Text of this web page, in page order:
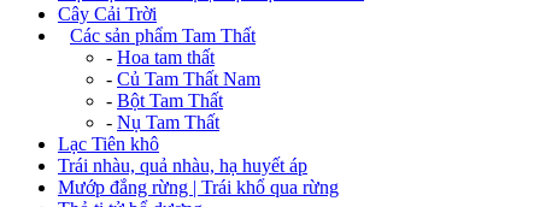
Cây Cải Trời
Các sản phẩm Tam Thất
- Hoa tam thất
- Củ Tam Thất Nam
- Bột Tam Thất
- Nụ Tam Thất
Lạc Tiên khô
Trái nhàu, quả nhàu, hạ huyết áp
Mướp đắng rừng | Trái khổ qua rừng